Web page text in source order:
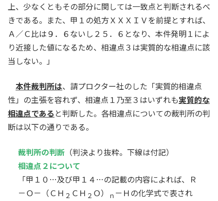
上、少なくともその部分に関しては一致点と判断されるべ
きである。また、甲１の処方ＸＸＸＩＶを前提とすれば、
Ａ／Ｃ比は９．６ないし２５．６となり、本件発明１によ
り近接した値になるため、相違点３は実質的な相違点に該
当しない。」
本件裁判所は、請プロクター社のした「実質的相違点
性」の主張を容れず、相違点１乃至３はいずれも実質的な
相違点である と判断した。各相違点についての裁判所の判
断は以下の通りである。
裁判所の判断（判決より抜粋。下線は付記）
相違点２について
「甲１０…及び甲１４…の記載の内容によれば、Ｒ
－Ｏ－（ＣＨ ２ ＣＨ ２ Ｏ） ｎ －Ｈの化学式で表され